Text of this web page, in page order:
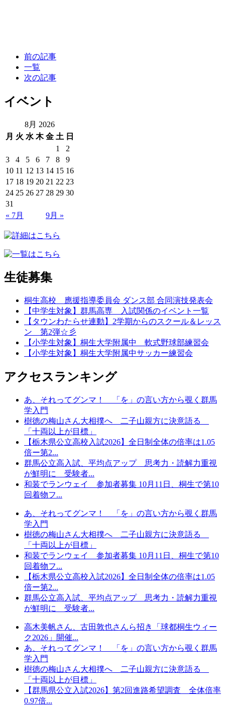
前の記事
一覧
次の記事
イベント
8月 2026
月 火 水 木 金 土 日
1
2
3
4 5 6 7 8
9
10 11 12 13 14 15 16
17 18 19 20 21 22 23
24 25 26 27 28 29 30
31
« 7月
9月 »
生徒募集
桐生高校 應援指導委員会 ダンス部 合同演技発表会
【中学生対象】群馬高専 入試関係のイベント一覧
【タウンわたらせ連動】2学期からのスクール＆レッス
ン 第2弾☆彡
【小学生対象】桐生大学附属中 軟式野球部練習会
【小学生対象】桐生大学附属中サッカー練習会
アクセスランキング
あ、それってグンマ！ 「を」の言い方から覗く群馬
学入門
樹徳の梅山さん大相撲へ 二子山親方に決意語る
「十両以上が目標」
【栃木県公立高校入試2026】全日制全体の倍率は1.05
倍ー第2...
群馬公立高入試、平均点アップ 思考力・読解力重視
が鮮明に 受験者...
和装でランウェイ 参加者募集 10月11日、桐生で第10
回着物フ...
あ、それってグンマ！ 「を」の言い方から覗く群馬
学入門
樹徳の梅山さん大相撲へ 二子山親方に決意語る
「十両以上が目標」
和装でランウェイ 参加者募集 10月11日、桐生で第10
回着物フ...
【栃木県公立高校入試2026】全日制全体の倍率は1.05
倍ー第2...
群馬公立高入試、平均点アップ 思考力・読解力重視
が鮮明に 受験者...
高木美帆さん、古田敦也さんら招き「球都桐生ウィー
ク2026」開催...
あ、それってグンマ！ 「を」の言い方から覗く群馬
学入門
樹徳の梅山さん大相撲へ 二子山親方に決意語る
「十両以上が目標」
【群馬県公立入試2026】第2回進路希望調査 全体倍率
0.97倍...